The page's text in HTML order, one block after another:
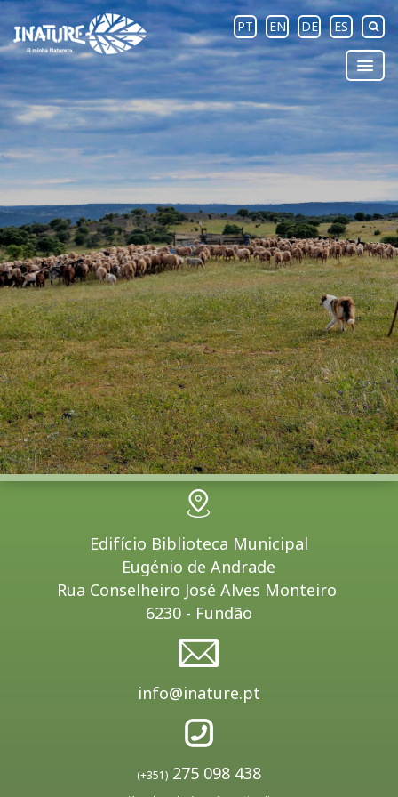
PT EN DE ES
Edifício Biblioteca Municipal
Eugénio de Andrade
Rua Conselheiro José Alves Monteiro
6230 - Fundão
info@inature.pt
(+351) 275 098 438